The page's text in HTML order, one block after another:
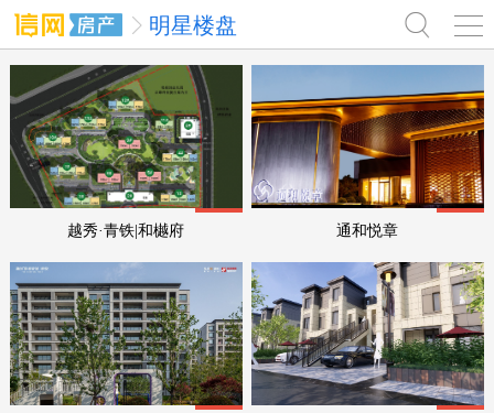
明星楼盘
越秀·青铁|和樾府
均价:元
通和悦章
均价:元
均价:元 均价:元